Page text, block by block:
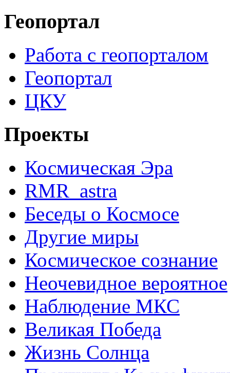
Геопортал
Работа с геопорталом
Геопортал
ЦКУ
Проекты
Космическая Эра
RMR_astra
Беседы о Космосе
Другие миры
Космическое сознание
Неочевидное вероятное
Наблюдение МКС
Великая Победа
Жизнь Солнца